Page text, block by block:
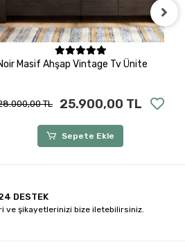
Sepete Ekle
Masif Ahşap Vintage Tv Ünite
TL 25.900,00 TL
Sepete Ekle
DESTEK
ve şikayetlerinizi bize iletebilirsiniz.